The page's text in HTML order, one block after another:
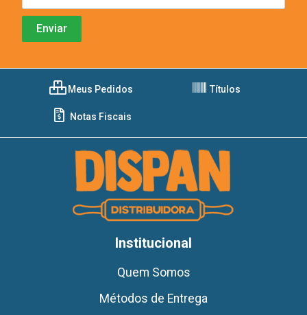
Meus Pedidos Títulos
Notas Fiscais
Institucional
Quem Somos
Métodos de Entrega